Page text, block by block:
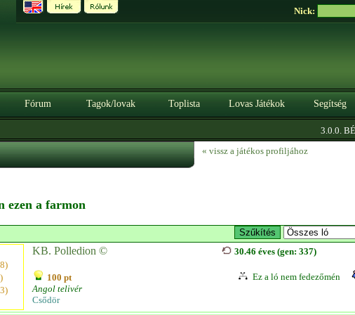
Nick:
Fórum Tagok/lovak Toplista Lovas Játékok Segítség
3.0.0. BÉTA
« vissz a játékos profiljához
ezen a farmon
KB. Polledion ©
100 pt
Angol telivér
Csődör
30.46 éves (gen: 337)
Ez a ló nem fedezőmén